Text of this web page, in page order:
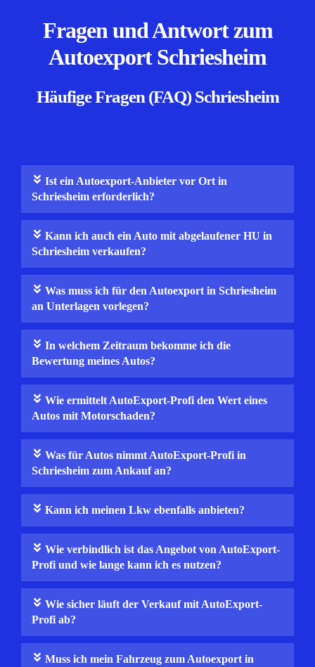
Fragen und Antwort zum
Autoexport Schriesheim
Häufige Fragen (FAQ) Schriesheim
Ist ein Autoexport-Anbieter vor Ort in
Schriesheim erforderlich?
Kann ich auch ein Auto mit abgelaufener HU in
Schriesheim verkaufen?
Was muss ich für den Autoexport in Schriesheim
an Unterlagen vorlegen?
In welchem Zeitraum bekomme ich die
Bewertung meines Autos?
Wie ermittelt AutoExport-Profi den Wert eines
Autos mit Motorschaden?
Was für Autos nimmt AutoExport-Profi in
Schriesheim zum Ankauf an?
Kann ich meinen Lkw ebenfalls anbieten?
Wie verbindlich ist das Angebot von AutoExport-
Profi und wie lange kann ich es nutzen?
Wie sicher läuft der Verkauf mit AutoExport-
Profi ab?
Muss ich mein Fahrzeug zum Autoexport in